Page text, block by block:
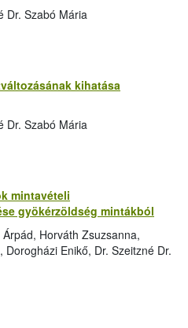
Dr. Szabó Mária
kihatása
Dr. Szabó Mária
mintavételi
gyökérzöldség mintákból
Horváth Zsuzsanna,
Enikő, Dr. Szeitzné Dr.